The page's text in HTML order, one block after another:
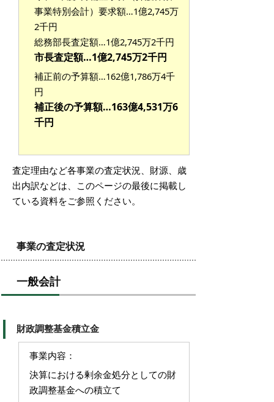
事業特別会計）要求額…1億2,745万
2千円
総務部長査定額…1億2,745万2千円
市長査定額…1億2,745万2千円
補正前の予算額…162億1,786万4千
円
補正後の予算額…163億4,531万6
千円
査定理由など各事業の査定状況、財源、歳
出内訳などは、このページの最後に掲載し
ている資料をご参照ください。
事業の査定状況
一般会計
財政調整基金積立金
事業内容：
決算における剰余金処分としての財
政調整基金への積立て